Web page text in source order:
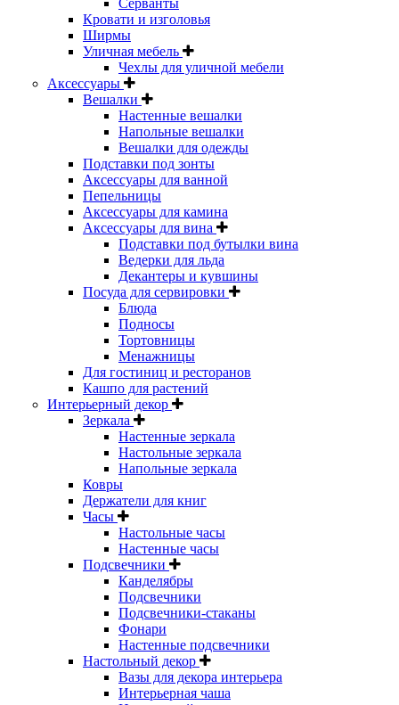
Серванты
Кровати и изголовья
Ширмы
Уличная мебель
Чехлы для уличной мебели
Аксессуары
Вешалки
Настенные вешалки
Напольные вешалки
Вешалки для одежды
Подставки под зонты
Аксессуары для ванной
Пепельницы
Аксессуары для камина
Аксессуары для вина
Подставки под бутылки вина
Ведерки для льда
Декантеры и кувшины
Посуда для сервировки
Блюда
Подносы
Тортовницы
Менажницы
Для гостиниц и ресторанов
Кашпо для растений
Интерьерный декор
Зеркала
Настенные зеркала
Настольные зеркала
Напольные зеркала
Ковры
Держатели для книг
Часы
Настольные часы
Настенные часы
Подсвечники
Канделябры
Подсвечники
Подсвечники-стаканы
Фонари
Настенные подсвечники
Настольный декор
Вазы для декора интерьера
Интерьерная чаша